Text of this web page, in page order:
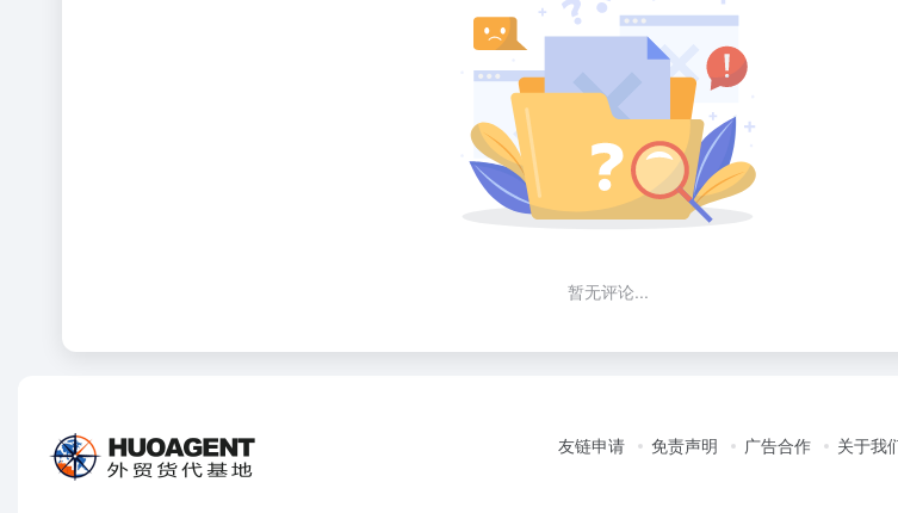
暂无评论...
友链申请 免责声明 广告合作 关于我